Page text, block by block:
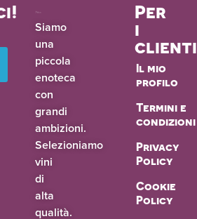
Siamo
una
piccola
enoteca
con
grandi
ambizioni.
Selezioniamo
vini
di
alta
qualità.
Per
i
clienti
Il mio
profilo
Termini e
condizioni
Privacy
Policy
Cookie
Policy